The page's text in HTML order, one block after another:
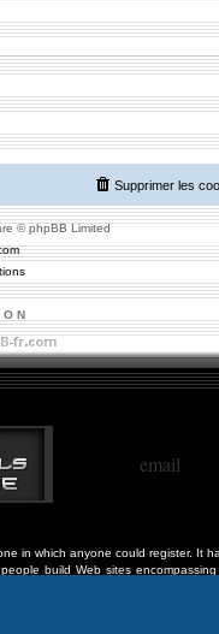
Supprimer les
© phpBB Limited
O N
email
in which anyone could register. It
build Web sites